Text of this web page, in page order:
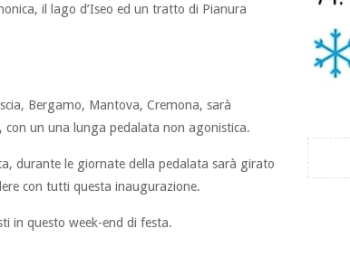
il lago d’Iseo ed un tratto di Pianura
Bergamo, Mantova, Cremona, sarà
, con un una lunga pedalata non agonistica.
durante le giornate della pedalata sarà girato
con tutti questa inaugurazione.
in questo week-end di festa.